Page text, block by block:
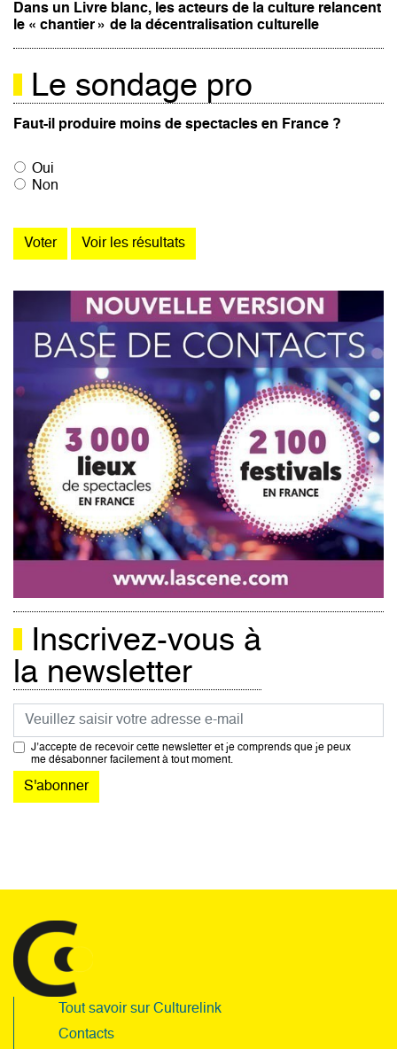
Dans un Livre blanc, les acteurs de la culture relancent
le « chantier » de la décentralisation culturelle
Le sondage pro
Faut-il produire moins de spectacles en France ?
Oui
Non
Inscrivez-vous à
la newsletter
Courriel
J’accepte de recevoir cette newsletter et je comprends que je peux
me désabonner facilement à tout moment.
Tout savoir sur Culturelink
Contacts